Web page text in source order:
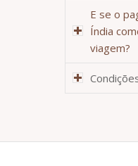
E se o
Índia
viagem?